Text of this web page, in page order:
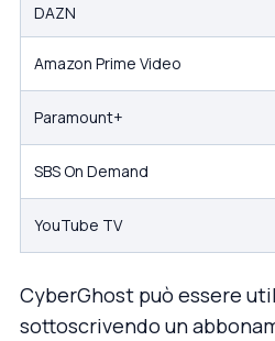
DAZN
Amazon Prime Video
Paramount+
SBS On Demand
YouTube TV
CyberGhost può essere
sottoscrivendo un